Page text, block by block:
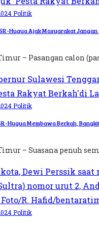
Politik
Hugua Ajak Masyarakat Jangan
– Pasangan calon
Politik
Hugua Membawa Berkah,
– Suasana penuh
Politik